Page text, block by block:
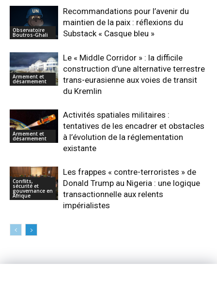
Observatoire
Boutros-Ghali
Recommandations pour l’avenir du
maintien de la paix : réflexions du
Substack « Casque bleu »
Armement et
désarmement
Le « Middle Corridor » : la difficile
construction d’une alternative terrestre
trans-eurasienne aux voies de transit
du Kremlin
Armement et
désarmement
Activités spatiales militaires :
tentatives de les encadrer et obstacles
à l’évolution de la réglementation
existante
Conflits,
sécurité et
gouvernance en
Afrique
Les frappes « contre-terroristes » de
Donald Trump au Nigeria : une logique
transactionnelle aux relents
impérialistes